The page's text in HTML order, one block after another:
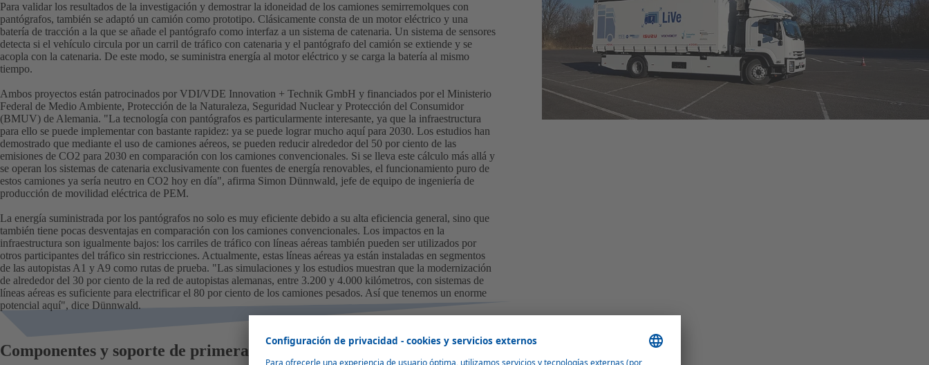
Para validar los resultados de la investigación y demostrar la idoneidad de los camiones semirremolques con
pantógrafos, también se adaptó un camión como prototipo. Clásicamente consta de un motor eléctrico y una
batería de tracción a la que se añade el pantógrafo como interfaz a un sistema de catenaria. Un sistema de sensores
detecta si el vehículo circula por un carril de tráfico con catenaria y el pantógrafo del camión se extiende y se
acopla con la catenaria. De este modo, se suministra energía al motor eléctrico y se carga la batería al mismo
tiempo.
Ambos proyectos están patrocinados por VDI/VDE Innovation + Technik GmbH y financiados por el Ministerio
Federal de Medio Ambiente, Protección de la Naturaleza, Seguridad Nuclear y Protección del Consumidor
(BMUV) de Alemania. "La tecnología con pantógrafos es particularmente interesante, ya que la infraestructura
para ello se puede implementar con bastante rapidez: ya se puede lograr mucho aquí para 2030. Los estudios han
demostrado que mediante el uso de camiones aéreos, se pueden reducir alrededor del 50 por ciento de las
emisiones de CO2 para 2030 en comparación con los camiones convencionales. Si se lleva este cálculo más allá y
se operan los sistemas de catenaria exclusivamente con fuentes de energía renovables, el funcionamiento puro de
estos camiones ya sería neutro en CO2 hoy en día", afirma Simon Dünnwald, jefe de equipo de ingeniería de
producción de movilidad eléctrica de PEM.
La energía suministrada por los pantógrafos no solo es muy eficiente debido a su alta eficiencia general, sino que
también tiene pocas desventajas en comparación con los camiones convencionales. Los impactos en la
infraestructura son igualmente bajos: los carriles de tráfico con líneas aéreas también pueden ser utilizados por
otros participantes del tráfico sin restricciones. Actualmente, estas líneas aéreas ya están instaladas en segmentos
de las autopistas A1 y A9 como rutas de prueba. "Las simulaciones y los estudios muestran que la modernización
de alrededor del 30 por ciento de la red de autopistas alemanas, entre 3.200 y 4.000 kilómetros, con sistemas de
líneas aéreas es suficiente para electrificar el 80 por ciento de los camiones pesados. Así que tenemos un enorme
potencial aquí", dice Dünnwald.
Componentes y soporte de primera clase de Webasto